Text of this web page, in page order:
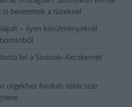
bevetettek a tüzeknél
– ilyen körülményekről
fel a Szolnok–Kecskemét
cégekhez fordult: több száz